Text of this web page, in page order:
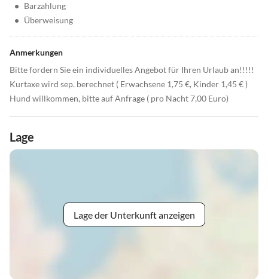
• Barzahlung
• Überweisung
Anmerkungen
Bitte fordern Sie ein individuelles Angebot für Ihren Urlaub an!!!!!
Kurtaxe wird sep. berechnet ( Erwachsene 1,75 €, Kinder 1,45 € )
Hund willkommen, bitte auf Anfrage ( pro Nacht 7,00 Euro)
Lage
Lage der Unterkunft anzeigen